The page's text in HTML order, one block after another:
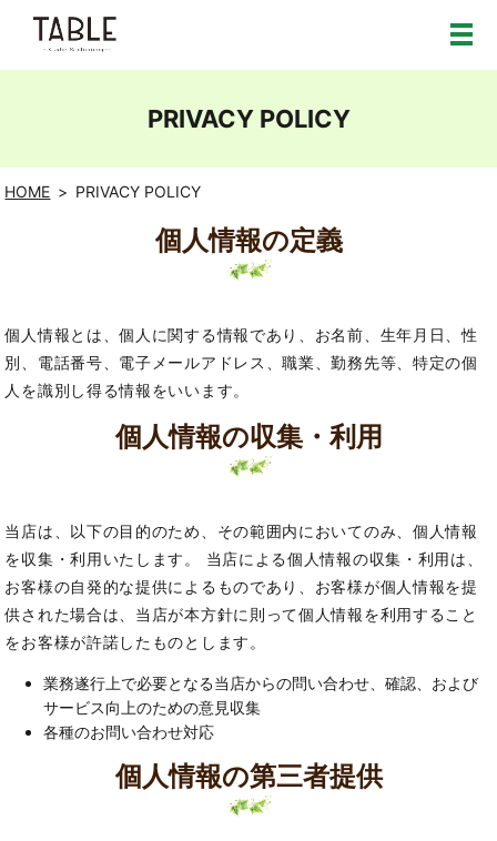
PRIVACY POLICY
HOME PRIVACY POLICY
個人情報の定義
個人情報とは、個人に関する情報であり、お名前、生年月日、性
別、電話番号、電子メールアドレス、職業、勤務先等、特定の個
人を識別し得る情報をいいます。
個人情報の収集・利用
当店は、以下の目的のため、その範囲内においてのみ、個人情報
を収集・利用いたします。 当店による個人情報の収集・利用は、
お客様の自発的な提供によるものであり、お客様が個人情報を提
供された場合は、当店が本方針に則って個人情報を利用すること
をお客様が許諾したものとします。
業務遂行上で必要となる当店からの問い合わせ、確認、および
サービス向上のための意見収集
各種のお問い合わせ対応
個人情報の第三者提供